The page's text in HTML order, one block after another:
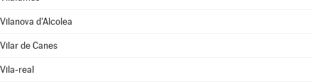
Vilanova d'Alcolea
Vilar de Canes
Vila-real